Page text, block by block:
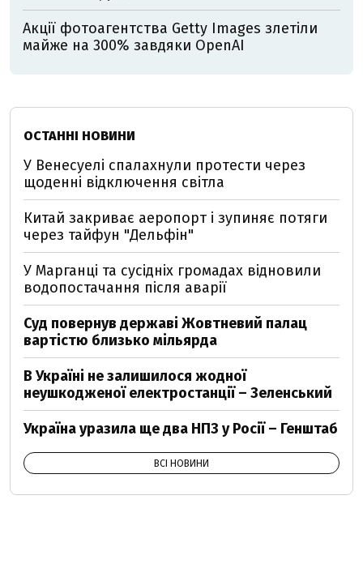
Акції фотоагентства Getty Images злетіли
майже на 300% завдяки OpenAI
ОСТАННІ НОВИНИ
У Венесуелі спалахнули протести через
щоденні відключення світла
Китай закриває аеропорт і зупиняє потяги
через тайфун "Дельфін"
У Марганці та сусідніх громадах відновили
водопостачання після аварії
Суд повернув державі Жовтневий палац
вартістю близько мільярда
В Україні не залишилося жодної
неушкодженої електростанції – Зеленський
Україна уразила ще два НПЗ у Росії – Генштаб
ВСІ НОВИНИ